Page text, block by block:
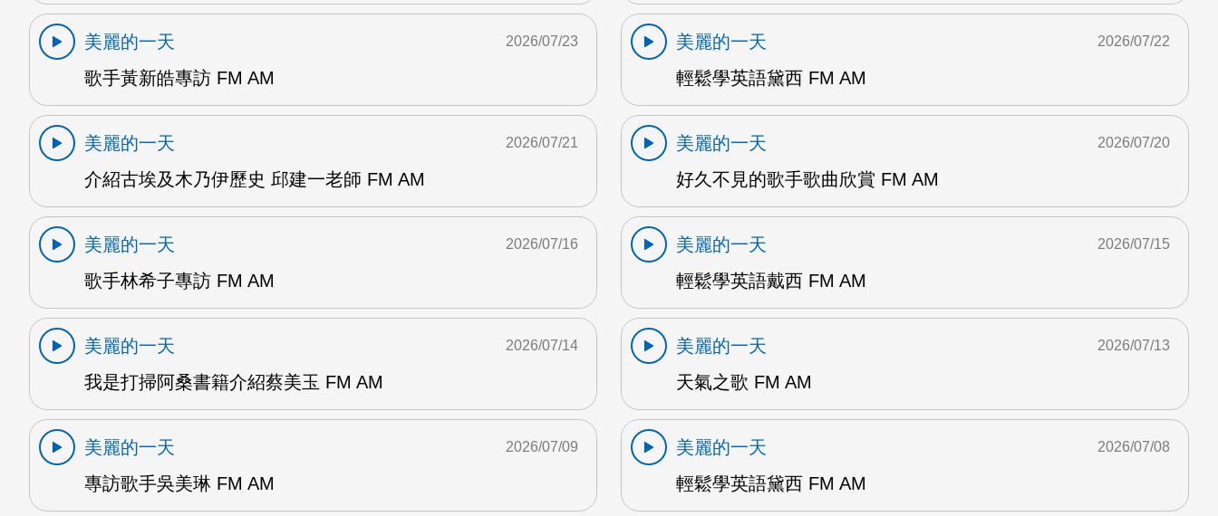
美麗的一天
歌手黃新皓專訪 FM AM
2026/07/23
美麗的一天
輕鬆學英語黛西 FM AM
2026/07/22
美麗的一天
介紹古埃及木乃伊歷史 邱建一老師 FM AM
2026/07/21
美麗的一天
好久不見的歌手歌曲欣賞 FM AM
2026/07/20
美麗的一天
歌手林希子專訪 FM AM
2026/07/16
美麗的一天
輕鬆學英語戴西 FM AM
2026/07/15
美麗的一天
我是打掃阿桑書籍介紹蔡美玉 FM AM
2026/07/14
美麗的一天
天氣之歌 FM AM
2026/07/13
美麗的一天
專訪歌手吳美琳 FM AM
2026/07/09
美麗的一天
輕鬆學英語黛西 FM AM
2026/07/08